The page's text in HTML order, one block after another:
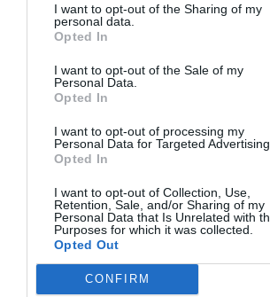
I want to opt-out of the Sharing of my
personal data.
Opted In
I want to opt-out of the Sale of my
Personal Data.
Opted In
I want to opt-out of processing my
Personal Data for Targeted Advertising.
Opted In
I want to opt-out of Collection, Use,
Retention, Sale, and/or Sharing of my
Personal Data that Is Unrelated with
Purposes for which it was collected.
Opted Out
CONFIRM
producenta
TS512MLK64V3H
Science-Based Industrial Park
Hsinchu 300-70
Pomoc
techniczna
https://www.transcend-info.com/
ZAPYTANIE O PRODUKT